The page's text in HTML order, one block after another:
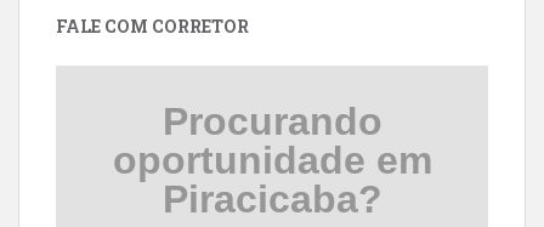
FALE COM CORRETOR
Procurando
oportunidade em
Piracicaba?